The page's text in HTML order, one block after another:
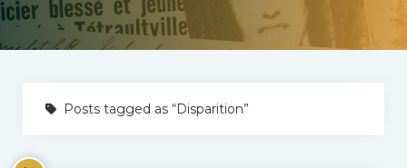
Jean-Philippe Rousseau
ContactPosts tagged as “Disparition”